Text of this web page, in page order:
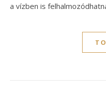
a vízben is